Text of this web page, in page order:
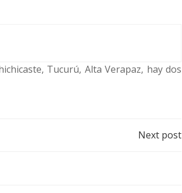
Tucurú, Alta Verapaz, hay dos
Next post